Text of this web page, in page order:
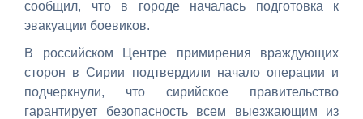
сообщил, что в городе началась подготовка к
эвакуации боевиков.
В российском Центре примирения враждующих
сторон в Сирии подтвердили начало операции и
подчеркнули, что сирийское правительство
гарантирует безопасность всем выезжающим из